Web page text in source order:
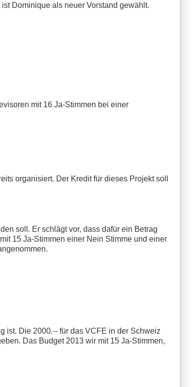
Dominique als neuer Vorstand gewählt.
mit 16 Ja-Stimmen bei einer
organisiert. Der Kredit für dieses Projekt soll
soll. Er schlägt vor, dass dafür ein Betrag
15 Ja-Stimmen einer Nein Stimme und einer
ist. Die 2000.-- für das VCFE in der Schweiz
Das Budget 2013 wir mit 15 Ja-Stimmen,